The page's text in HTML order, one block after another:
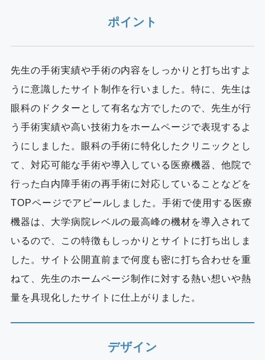
ポイント
先生の手術実績や手術の内容をしっかりと打ち出すよ
うに意識したサイト制作を行いました。特に、先生は
眼科のドクターとして有名な方でしたので、先生が行
う手術実績や高い技術力をホームページで表現するよ
うにしました。眼科の手術に特化したクリニックとし
て、対応可能な手術や導入している医療機器、他院で
行った白内障手術の再手術に対応していることなどを
TOPページでアピールしました。手術で使用する医療
機器は、大学病院レベルの最高峰の機材を導入されて
いるので、この特徴もしっかりとサイトに打ち出しま
した。サイト公開直前まで何度も密に打ち合わせを重
ねて、先生のホームページ制作に対する熱い想いや熱
量を具現化したサイトに仕上がりました。
デザイン